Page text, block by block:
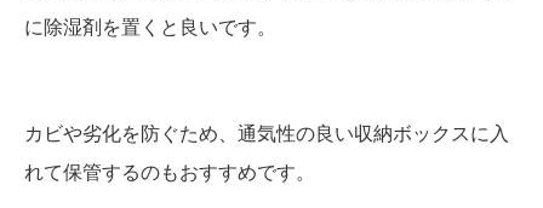
に除湿剤を置くと良いです。
カビや劣化を防ぐため、通気性の良い収納ボックスに入
れて保管するのもおすすめです。